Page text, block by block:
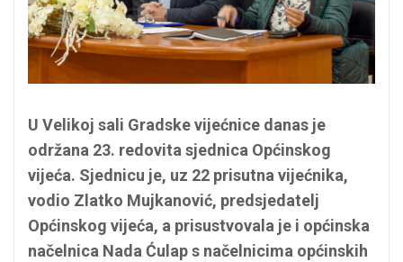
U Velikoj sali Gradske vijećnice danas je
održana 23. redovita sjednica Općinskog
vijeća. Sjednicu je, uz 22 prisutna vijećnika,
vodio Zlatko Mujkanović, predsjedatelj
Općinskog vijeća, a prisustvovala je i općinska
načelnica Nada Ćulap s načelnicima općinskih